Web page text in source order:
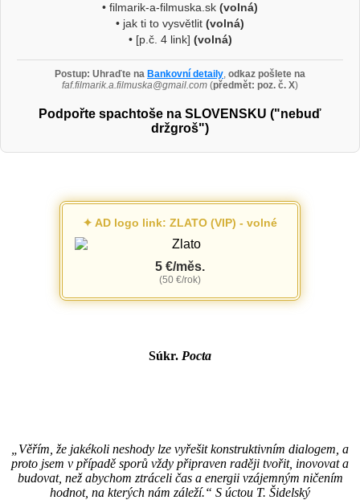
• filmarik-a-filmuska.sk (volná)
• jak ti to vysvětlit (volná)
• [p.č. 4 link] (volná)
Postup: Uhraďte na Bankovní detaily, odkaz pošlete na
faf.filmarik.a.filmuska@gmail.com (předmět: poz. č. X)
Podpořte spachtoše na SLOVENSKU ("nebuď
držgroš")
✦ AD logo link: ZLATO (VIP) - volné
5 €/měs.
(50 €/rok)
Súkr. Pocta
„Věřím, že jakékoli neshody lze vyřešit konstruktivním dialogem, a
proto jsem v případě sporů vždy připraven raději tvořit, inovovat a
budovat, než abychom ztráceli čas a energii vzájemným ničením
hodnot, na kterých nám záleží.“ S úctou T. Šidelský